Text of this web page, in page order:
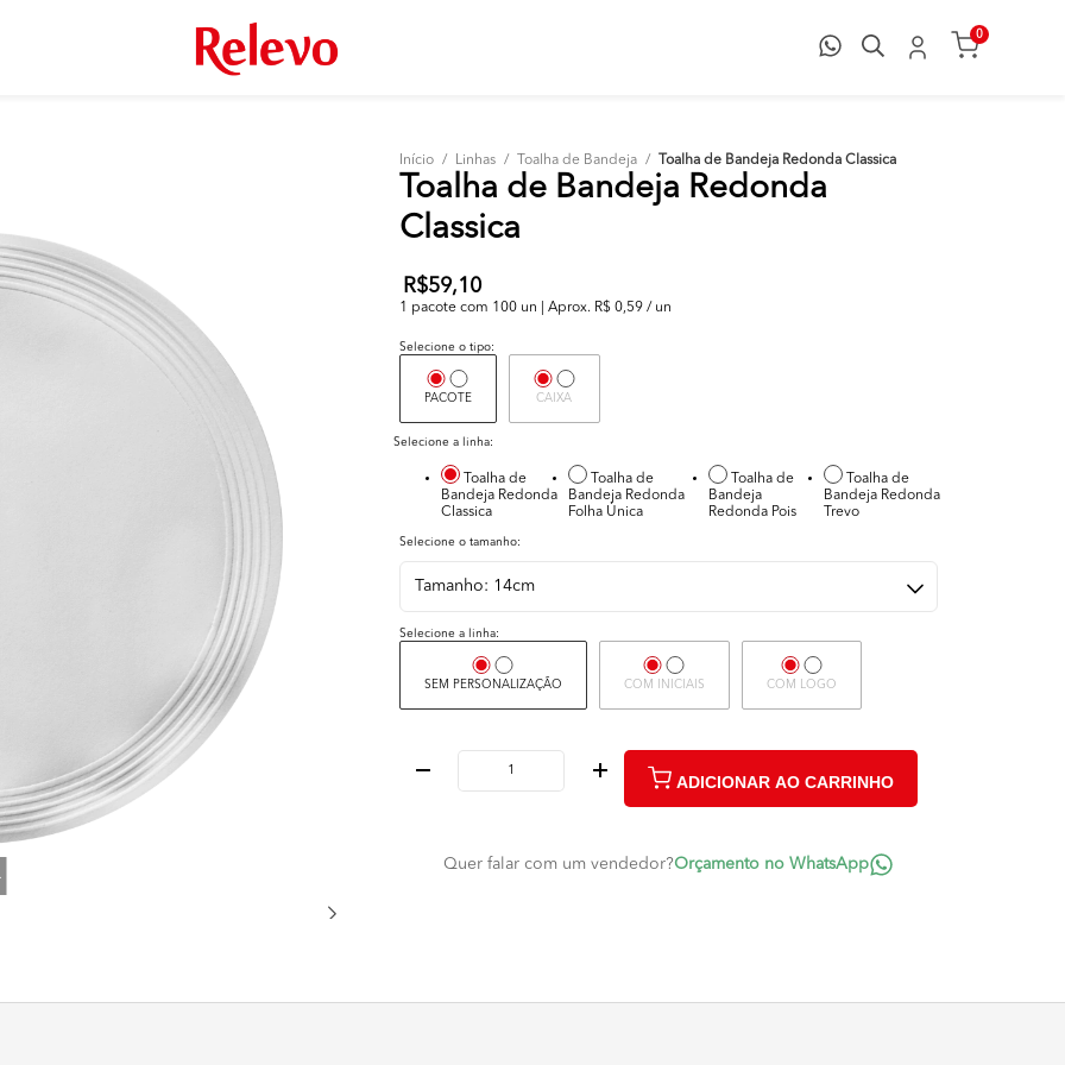
0
Início / Linhas / Toalha de Bandeja / Toalha de Bandeja Redonda Classica
Toalha de Bandeja Redonda
Classica
R$59,10
1 pacote com 100 un | Aprox. R$ 0,59 / un
Selecione a linha:
Toalha de
Bandeja Redonda
Classica
Toalha de
Bandeja Redonda
Folha Única
Toalha de
Bandeja
Redonda Pois
Toalha de
Bandeja Redonda
Trevo
Selecione o tipo:
PACOTE CAIXA
Selecione a linha:
SEM PERSONALIZAÇÃO COM INICIAIS COM LOGO
Selecione o tamanho:
ADICIONAR AO CARRINHO
Quer falar com um vendedor?Orçamento no WhatsApp